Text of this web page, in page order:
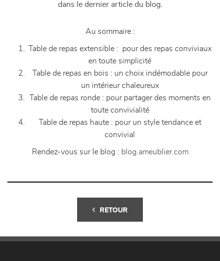
dans le dernier article du blog.
Au sommaire :
Table de repas extensible : pour des repas conviviaux
en toute simplicité
Table de repas en bois : un choix indémodable pour
un intérieur chaleureux
Table de repas ronde : pour partager des moments en
toute convivialité
Table de repas haute : pour un style tendance et
convivial
Rendez-vous sur le blog : blog.ameublier.com
RETOUR